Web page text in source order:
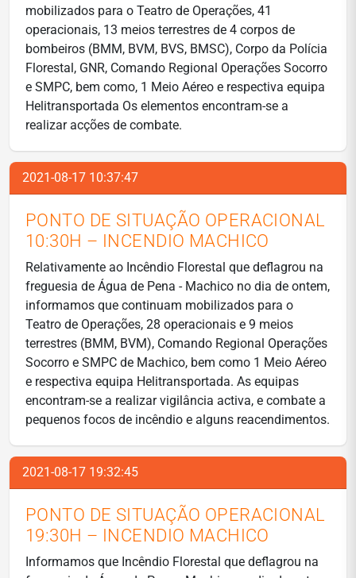
mobilizados para o Teatro de Operações, 41
operacionais, 13 meios terrestres de 4 corpos de
bombeiros (BMM, BVM, BVS, BMSC), Corpo da Polícia
Florestal, GNR, Comando Regional Operações Socorro
e SMPC, bem como, 1 Meio Aéreo e respectiva equipa
Helitransportada Os elementos encontram-se a
realizar acções de combate.
2021-08-17 10:37:47
PONTO DE SITUAÇÃO OPERACIONAL
10:30H – INCENDIO MACHICO
Relativamente ao Incêndio Florestal que deflagrou na
freguesia de Água de Pena - Machico no dia de ontem,
informamos que continuam mobilizados para o
Teatro de Operações, 28 operacionais e 9 meios
terrestres (BMM, BVM), Comando Regional Operações
Socorro e SMPC de Machico, bem como 1 Meio Aéreo
e respectiva equipa Helitransportada. As equipas
encontram-se a realizar vigilância activa, e combate a
pequenos focos de incêndio e alguns reacendimentos.
2021-08-17 19:32:45
PONTO DE SITUAÇÃO OPERACIONAL
19:30H – INCENDIO MACHICO
Informamos que Incêndio Florestal que deflagrou na